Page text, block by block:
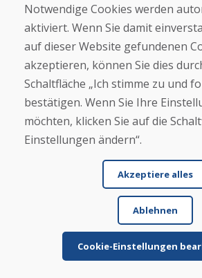
Skigeschäft
Familienunternehmen seit
Erstattung
Notwendige Cookies werden
aktiviert. Wenn Sie damit
auf dieser Website gefundenen
akzeptieren, können Sie dies
Schaltfläche „Ich stimme zu und
bestätigen. Wenn Sie Ihre
möchten, klicken Sie auf die
Einstellungen ändern“.
Akzeptiere alles
Ablehnen
Cookie-Einstellungen